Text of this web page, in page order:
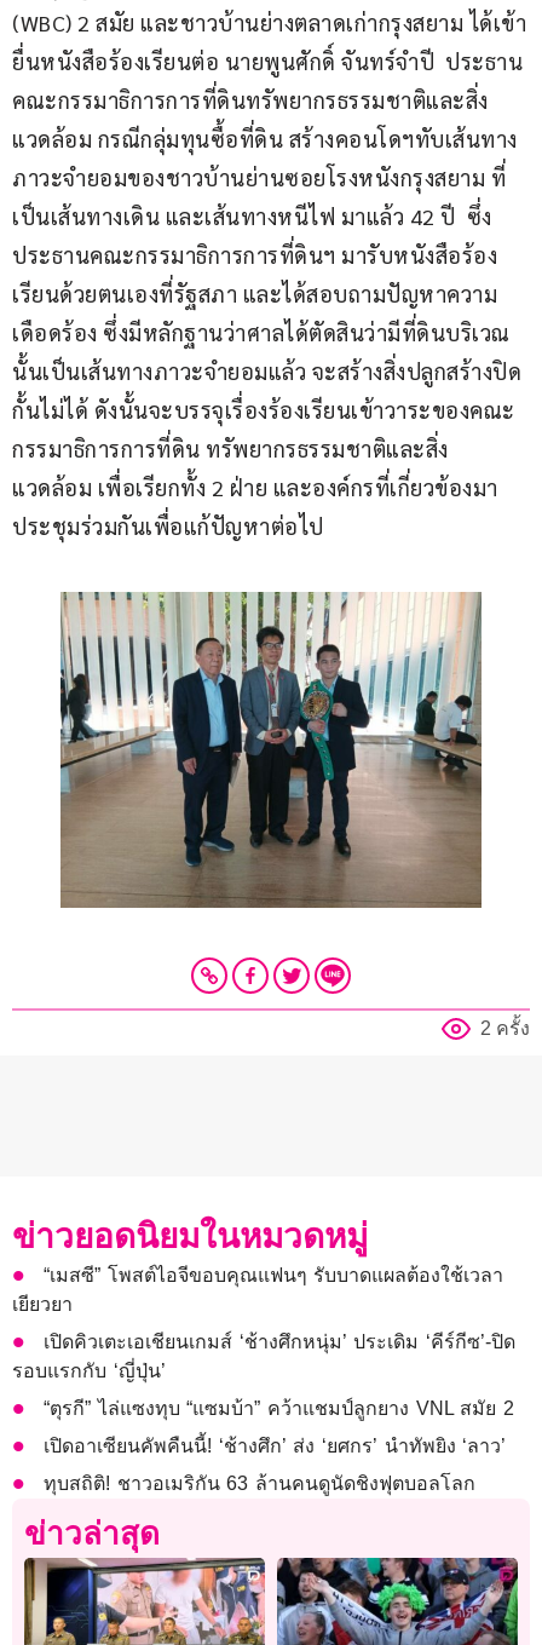
(WBC) 2 สมัย และชาวบ้านย่างตลาดเก่ากรุงสยาม ได้เข้า
ยื่นหนังสือร้องเรียนต่อ นายพูนศักดิ์ จันทร์จำปี  ประธาน
คณะกรรมาธิการการที่ดินทรัพยากรธรรมชาติและสิ่ง
แวดล้อม กรณีกลุ่มทุนซื้อที่ดิน สร้างคอนโดฯทับเส้นทาง
ภาวะจำยอมของชาวบ้านย่านซอยโรงหนังกรุงสยาม ที่
เป็นเส้นทางเดิน และเส้นทางหนีไฟ มาแล้ว 42 ปี  ซึ่ง
ประธานคณะกรรมาธิการการที่ดินฯ มารับหนังสือร้อง
เรียนด้วยตนเองที่รัฐสภา และได้สอบถามปัญหาความ
เดือดร้อง ซึ่งมีหลักฐานว่าศาลได้ตัดสินว่ามีที่ดินบริเวณ
นั้นเป็นเส้นทางภาวะจำยอมแล้ว จะสร้างสิ่งปลูกสร้างปิด
กั้นไม่ได้ ดังนั้นจะบรรจุเรื่องร้องเรียนเข้าวาระของคณะ
กรรมาธิการการที่ดิน ทรัพยากรธรรมชาติและสิ่ง
แวดล้อม เพื่อเรียกทั้ง 2 ฝ่าย และองค์กรที่เกี่ยวข้องมา
ประชุมร่วมกันเพื่อแก้ปัญหาต่อไป
2 ครั้ง
ข่าวยอดนิยมในหมวดหมู่
“เมสซี” โพสต์ไอจีขอบคุณแฟนๆ รับบาดแผลต้องใช้เวลา
เยียวยา
เปิดคิวเตะเอเชียนเกมส์ ‘ช้างศึกหนุ่ม’ ประเดิม ‘คีร์กีซ’-ปิด
รอบแรกกับ ‘ญี่ปุ่น’
“ตุรกี” ไล่แซงทุบ “แซมบ้า” คว้าแชมป์ลูกยาง VNL สมัย 2
เปิดอาเซียนคัพคืนนี้! ‘ช้างศึก’ ส่ง ‘ยศกร’ นำทัพยิง ‘ลาว’
ทุบสถิติ! ชาวอเมริกัน 63 ล้านคนดูนัดชิงฟุตบอลโลก
ข่าวล่าสุด